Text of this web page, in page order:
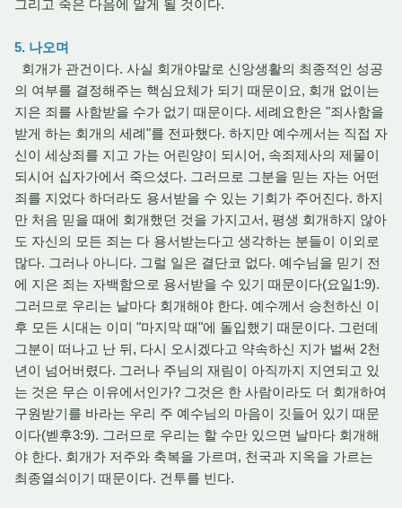
그리고 죽은 다음에 알게 될 것이다.
5. 나오며
회개가 관건이다. 사실 회개야말로 신앙생활의 최종적인 성공
의 여부를 결정해주는 핵심요체가 되기 때문이요, 회개 없이는
지은 죄를 사함받을 수가 없기 때문이다. 세례요한은 "죄사함을
받게 하는 회개의 세례"를 전파했다. 하지만 예수께서는 직접 자
신이 세상죄를 지고 가는 어린양이 되시어, 속죄제사의 제물이
되시어 십자가에서 죽으셨다. 그러므로 그분을 믿는 자는 어떤
죄를 지었다 하더라도 용서받을 수 있는 기회가 주어진다. 하지
만 처음 믿을 때에 회개했던 것을 가지고서, 평생 회개하지 않아
도 자신의 모든 죄는 다 용서받는다고 생각하는 분들이 이외로
많다. 그러나 아니다. 그럴 일은 결단코 없다. 예수님을 믿기 전
에 지은 죄는 자백함으로 용서받을 수 있기 때문이다(요일1:9).
그러므로 우리는 날마다 회개해야 한다. 예수께서 승천하신 이
후 모든 시대는 이미 "마지막 때"에 돌입했기 때문이다. 그런데
그분이 떠나고 난 뒤, 다시 오시겠다고 약속하신 지가 벌써 2천
년이 넘어버렸다. 그러나 주님의 재림이 아직까지 지연되고 있
는 것은 무슨 이유에서인가? 그것은 한 사람이라도 더 회개하여
구원받기를 바라는 우리 주 예수님의 마음이 깃들어 있기 때문
이다(벧후3:9). 그러므로 우리는 할 수만 있으면 날마다 회개해
야 한다. 회개가 저주와 축복을 가르며, 천국과 지옥을 가르는
최종열쇠이기 때문이다. 건투를 빈다.